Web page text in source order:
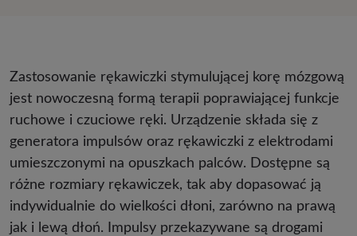
Zastosowanie rękawiczki stymulującej korę mózgową
jest nowoczesną formą terapii poprawiającej funkcje
ruchowe i czuciowe ręki. Urządzenie składa się z
generatora impulsów oraz rękawiczki z elektrodami
umieszczonymi na opuszkach palców. Dostępne są
różne rozmiary rękawiczek, tak aby dopasować ją
indywidualnie do wielkości dłoni, zarówno na prawą
jak i lewą dłoń. Impulsy przekazywane są drogami